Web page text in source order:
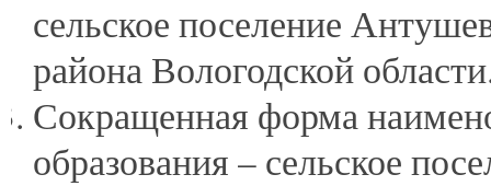
сельское поселение
района Вологодской
Сокращенная форма
образования – сельское